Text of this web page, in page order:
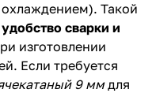
Такой
сварки и
изготовлении
Если требуется
9 ммдля